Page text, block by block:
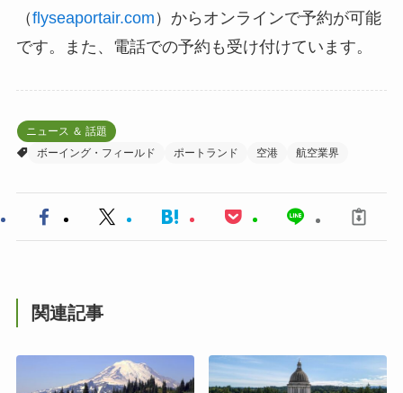
（flyseaportair.com ）からオンラインで予約が可能
です。また、電話での予約も受け付けています。
ニュース ＆ 話題
ボーイング・フィールド
ポートランド 空港 航空業界
関連記事